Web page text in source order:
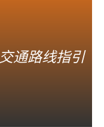
通路线指引